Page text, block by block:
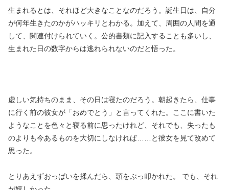
生まれるとは、それほど大きなことなのだろう。誕生日は、自分
が何年生きたのかがハッキリとわかる。加えて、周囲の人間を通
して、関連付けられていく。公的書類に記入することも多いし、
生まれた日の数字からは逃れられないのだと悟った。
虚しい気持ちのまま、その日は寝たのだろう。朝起きたら、仕事
に行く前の彼女が「おめでとう」と言ってくれた。ここに書いた
ようなことを色々と寝る前に思ったけれど、それでも、失ったも
のよりも今あるものを大切にしなければ……と彼女を見て改めて
思った。
とりあえずおっぱいを揉んだら、頭をぶっ叩かれた。 でも、それ